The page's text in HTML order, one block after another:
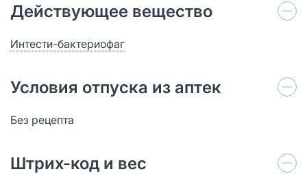
Действующее вещество
Интести-бактериофаг
Условия отпуска из аптек
Без рецепта
Штрих-код и вес